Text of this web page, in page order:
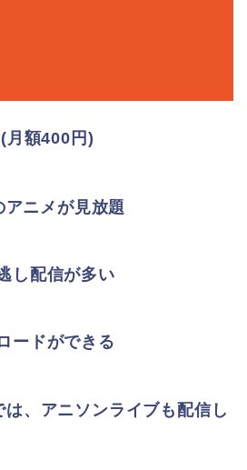
額400円)
ニメが見放題
し配信が多い
ードができる
、アニソンライブも配信し